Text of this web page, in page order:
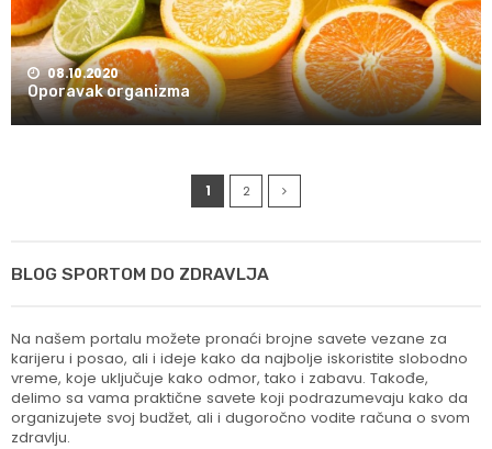
08.10.2020
Oporavak organizma
1 2
BLOG SPORTOM DO ZDRAVLJA
Na našem portalu možete pronaći brojne savete vezane za
karijeru i posao, ali i ideje kako da najbolje iskoristite slobodno
vreme, koje uključuje kako odmor, tako i zabavu. Takođe,
delimo sa vama praktične savete koji podrazumevaju kako da
organizujete svoj budžet, ali i dugoročno vodite računa o svom
zdravlju.